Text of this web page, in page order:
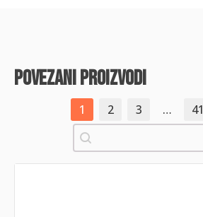
povezani proizvodi
1 2 3 … 41
Pretraži